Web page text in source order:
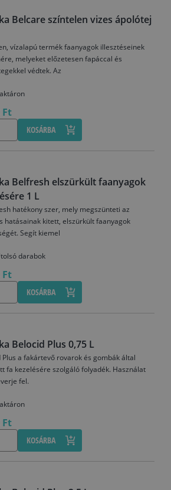
Belcare színtelen vizes ápolótej
vízalapú termék faanyagok illesztéseinek
melyeket előzetesen fapáccal és
védtek. Az
Ft
KOSÁRBA
Belfresh elszürkült faanyagok
1 L
hatékony szer, mely megszünteti az
hatásainak kitett, elszürkült faanyagok
Segít kiemel
darabok
Ft
KOSÁRBA
Belocid Plus 0,75 L
Plus a fakártevő rovarok és gombák által
fa kezelésére szolgáló folyadék. Használat
fel.
Ft
KOSÁRBA